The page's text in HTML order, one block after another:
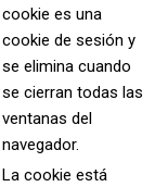
cookie es una
cookie de sesión y
se elimina cuando
se cierran todas las
ventanas del
navegador.
La cookie está